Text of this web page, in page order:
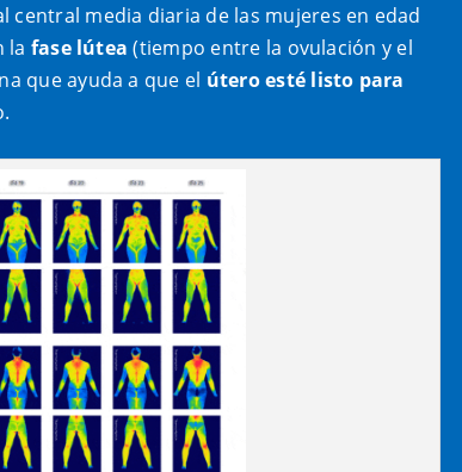
central media diaria de las mujeres en edad
la fase lútea (tiempo entre la ovulación y el
que ayuda a que el útero esté listo para